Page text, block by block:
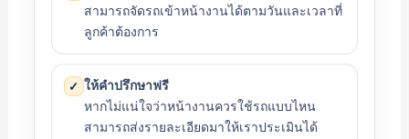
สามารถจัดรถเข้าหน้างานได้ตามวันและเวลาที่
ลูกค้าต้องการ
✓ ให้คำปรึกษาฟรี
หากไม่แน่ใจว่าหน้างานควรใช้รถแบบไหน
สามารถส่งรายละเอียดมาให้เราประเมินได้